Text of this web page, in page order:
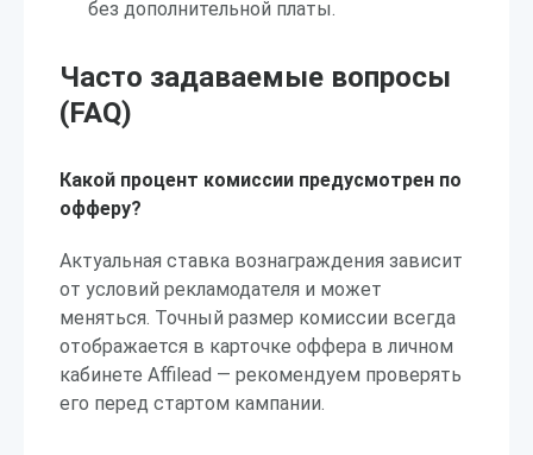
без дополнительной платы.
Часто задаваемые вопросы
(FAQ)
Какой процент комиссии предусмотрен по
офферу?
Актуальная ставка вознаграждения зависит
от условий рекламодателя и может
меняться. Точный размер комиссии всегда
отображается в карточке оффера в личном
кабинете Affilead — рекомендуем проверять
его перед стартом кампании.